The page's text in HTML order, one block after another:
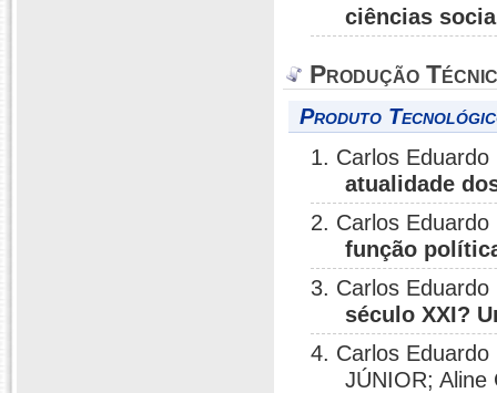
ciências
Produção
Produto
1. Carlos
atualidade
2. Carlos
função
3. Carlos
século XXI?
4. Carlos Eduardo
JÚNIOR; Aline